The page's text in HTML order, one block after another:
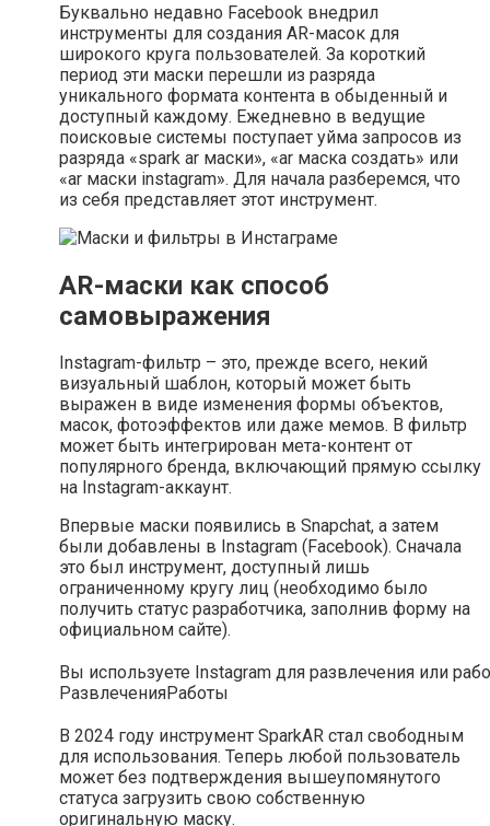
Буквально недавно Facebook внедрил
инструменты для создания AR-масок для
широкого круга пользователей. За короткий
период эти маски перешли из разряда
уникального формата контента в обыденный и
доступный каждому. Ежедневно в ведущие
поисковые системы поступает уйма запросов из
разряда «spark ar маски», «ar маска создать» или
«ar маски instagram». Для начала разберемся, что
из себя представляет этот инструмент.
AR-маски как способ
самовыражения
Instagram-фильтр – это, прежде всего, некий
визуальный шаблон, который может быть
выражен в виде изменения формы объектов,
масок, фотоэффектов или даже мемов. В фильтр
может быть интегрирован мета-контент от
популярного бренда, включающий прямую ссылку
на Instagram-аккаунт.
Впервые маски появились в Snapchat, а затем
были добавлены в Instagram (Facebook). Сначала
это был инструмент, доступный лишь
ограниченному кругу лиц (необходимо было
получить статус разработчика, заполнив форму на
официальном сайте).
Вы используете Instagram для развлечения или
РазвлеченияРаботы
В 2024 году инструмент SparkAR стал свободным
для использования. Теперь любой пользователь
может без подтверждения вышеупомянутого
статуса загрузить свою собственную
оригинальную маску.